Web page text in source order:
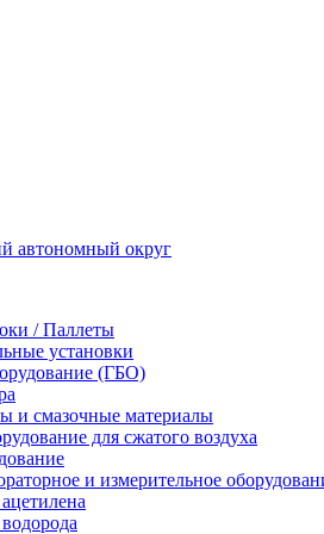
автономный округ
/ Паллеты
установки
(ГБО)
и смазочные материалы
для сжатого воздуха
и измерительное